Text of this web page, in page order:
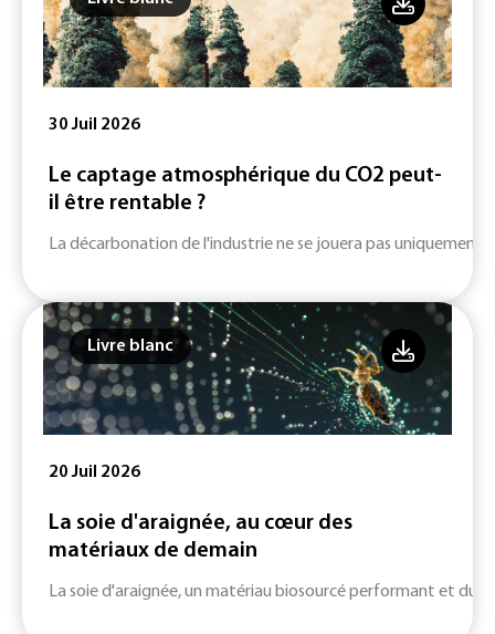
30 Juil 2026
Le captage atmosphérique du CO2 peut-
il être rentable ?
La décarbonation de l'industrie ne se jouera pas uniquement
Livre blanc
20 Juil 2026
La soie d'araignée, au cœur des
matériaux de demain
La soie d'araignée, un matériau biosourcé performant et